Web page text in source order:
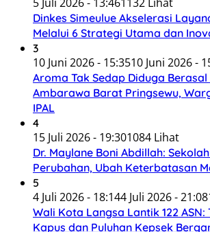
Dinkes Simeulue Akselerasi
Melalui 6 Strategi Utama dan
3
10 Juni 2026 - 15:3510 Juni 2026 -
Aroma Tak Sedap Diduga Berasal
Ambarawa Barat Pringsewu,
IPAL
4
15 Juli 2026 - 19:301084 Lihat
Dr. Maylane Boni Abdillah:
Perubahan, Ubah Keterbatasan
5
4 Juli 2026 - 18:144 Juli 2026 - 21:08
Wali Kota Langsa Lantik 122
Kapus dan Puluhan Kepsek